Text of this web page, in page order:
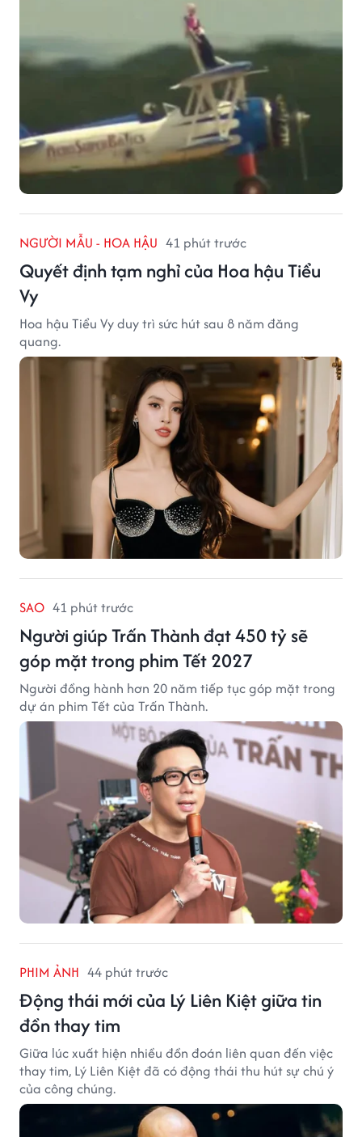
NGƯỜI MẪU - HOA HẬU 41 phút trước
Quyết định tạm nghỉ của Hoa hậu Tiểu
Vy
Hoa hậu Tiểu Vy duy trì sức hút sau 8 năm đăng
quang.
SAO 41 phút trước
Người giúp Trấn Thành đạt 450 tỷ sẽ
góp mặt trong phim Tết 2027
Người đồng hành hơn 20 năm tiếp tục góp mặt trong
dự án phim Tết của Trấn Thành.
PHIM ẢNH 44 phút trước
Động thái mới của Lý Liên Kiệt giữa tin
đồn thay tim
Giữa lúc xuất hiện nhiều đồn đoán liên quan đến việc
thay tim, Lý Liên Kiệt đã có động thái thu hút sự chú ý
của công chúng.